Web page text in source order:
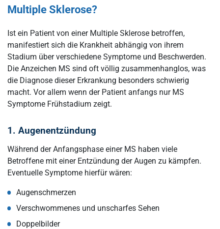
Multiple Sklerose?
Ist ein Patient von einer Multiple Sklerose betroffen,
manifestiert sich die Krankheit abhängig von ihrem
Stadium über verschiedene Symptome und Beschwerden.
Die Anzeichen MS sind oft völlig zusammenhanglos, was
die Diagnose dieser Erkrankung besonders schwierig
macht. Vor allem wenn der Patient anfangs nur MS
Symptome Frühstadium zeigt.
1. Augenentzündung
Während der Anfangsphase einer MS haben viele
Betroffene mit einer Entzündung der Augen zu kämpfen.
Eventuelle Symptome hierfür wären:
Augenschmerzen
Verschwommenes und unscharfes Sehen
Doppelbilder